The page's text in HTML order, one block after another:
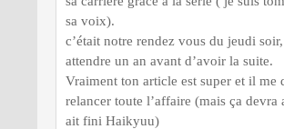
sa voix).
c’était notre rendez vous du jeudi
attendre un an avant d’avoir la suite.
Vraiment ton article est super et il me
relancer toute l’affaire (mais ça devra
ait fini Haikyuu)